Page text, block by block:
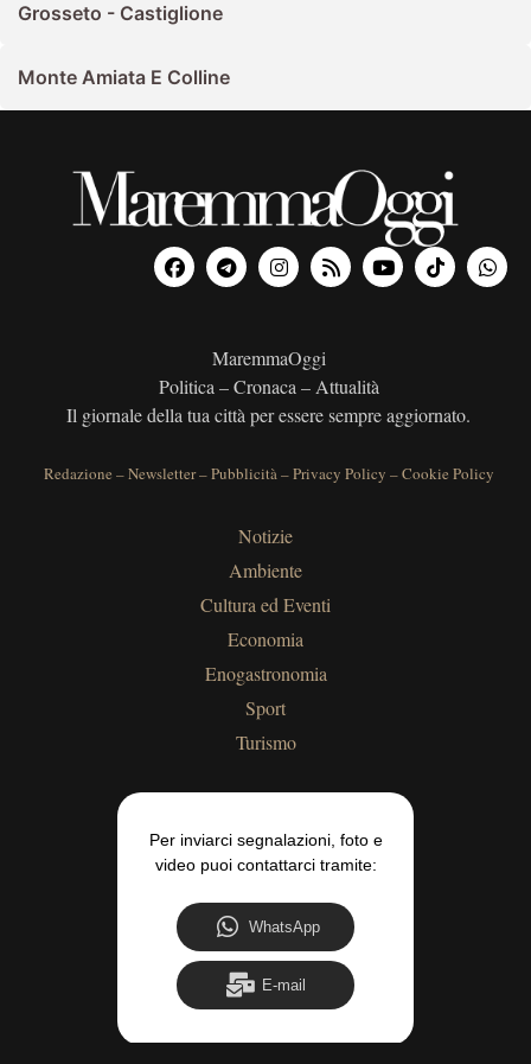
Grosseto - Castiglione
Monte Amiata E Colline
MaremmaOggi
Politica – Cronaca – Attualità
Il giornale della tua città per essere sempre aggiornato.
Redazione –Newsletter–Pubblicità–Privacy Policy –Cookie Policy
Notizie
Ambiente
Cultura ed Eventi
Economia
Enogastronomia
Sport
Turismo
Per inviarci segnalazioni, foto e
video puoi contattarci tramite:
WhatsApp
E-mail